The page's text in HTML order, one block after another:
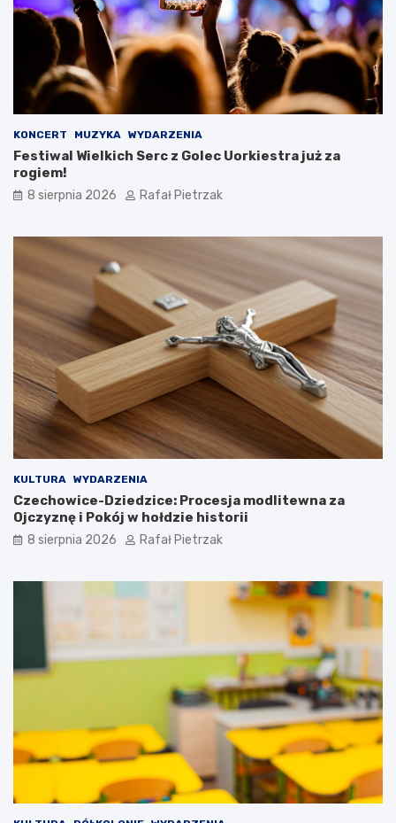
KONCERT MUZYKA WYDARZENIA
Festiwal Wielkich Serc z Golec Uorkiestra już za
rogiem!
8 sierpnia 2026 Rafał Pietrzak
KULTURA WYDARZENIA
Czechowice-Dziedzice: Procesja modlitewna za
Ojczyznę i Pokój w hołdzie historii
8 sierpnia 2026 Rafał Pietrzak